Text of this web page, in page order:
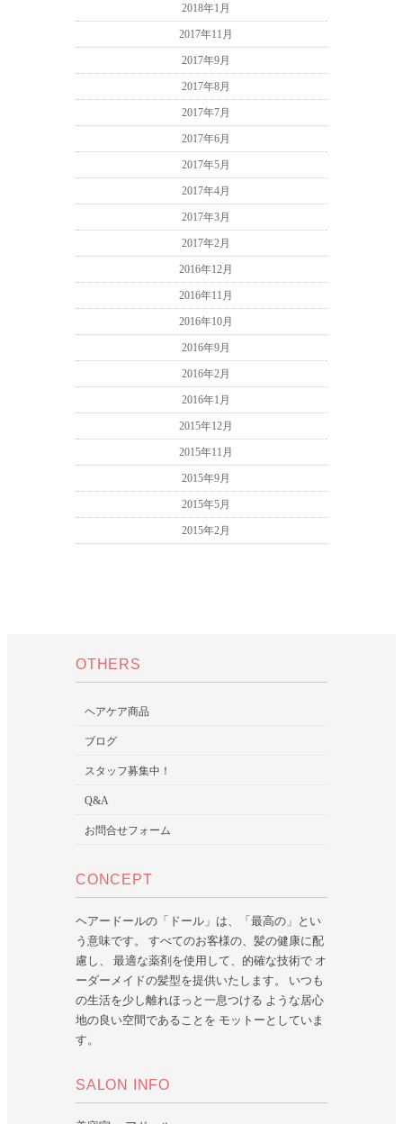
2018年1月
2017年11月
2017年9月
2017年8月
2017年7月
2017年6月
2017年5月
2017年4月
2017年3月
2017年2月
2016年12月
2016年11月
2016年10月
2016年9月
2016年2月
2016年1月
2015年12月
2015年11月
2015年9月
2015年5月
2015年2月
OTHERS
ヘアケア商品
ブログ
スタッフ募集中！
Q&A
お問合せフォーム
CONCEPT
ヘアードールの「ドール」は、「最高の」とい
う意味です。 すべてのお客様の、髪の健康に配
慮し、 最適な薬剤を使用して、的確な技術で オ
ーダーメイドの髪型を提供いたします。 いつも
の生活を少し離れほっと一息つける ような居心
地の良い空間であることを モットーとしていま
す。
SALON INFO